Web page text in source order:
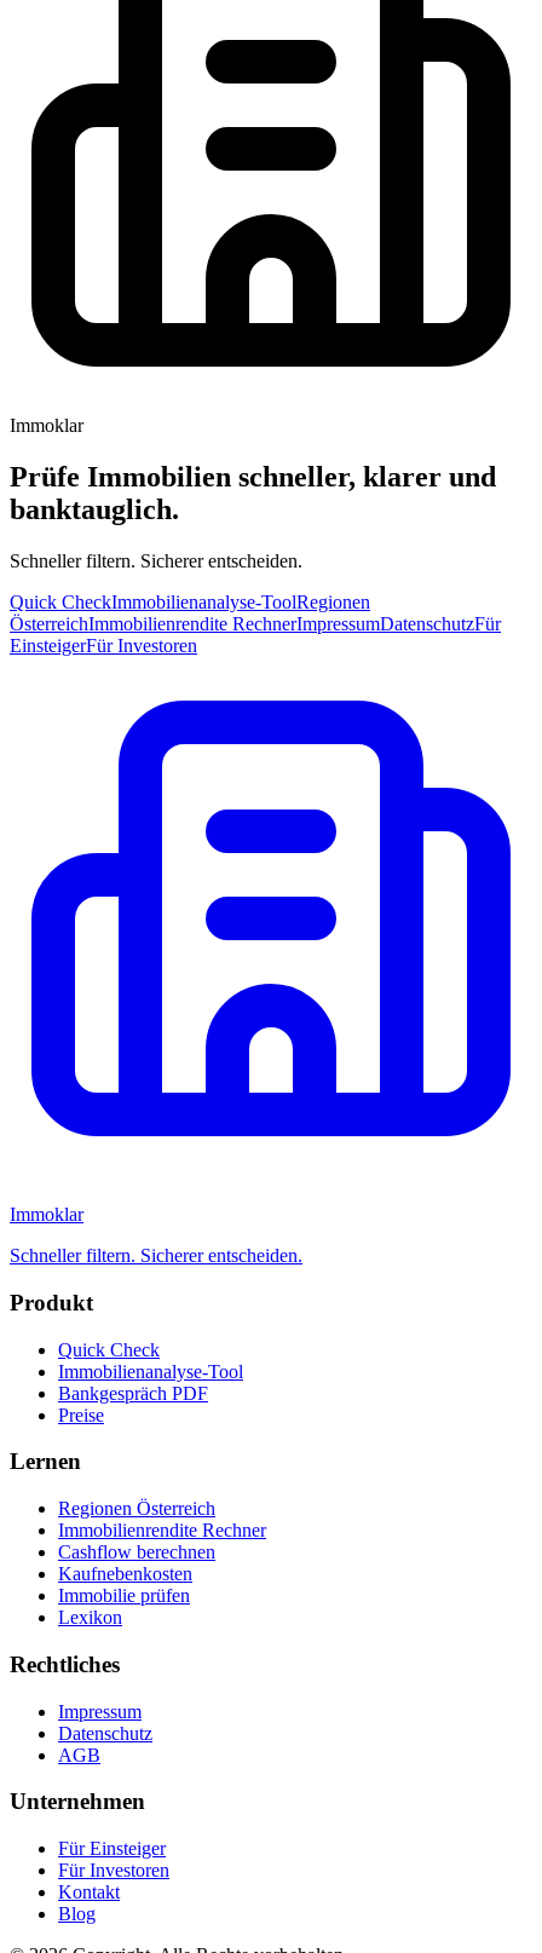
Immoklar
Prüfe Immobilien schneller, klarer und
banktauglich.
Schneller filtern. Sicherer entscheiden.
Quick CheckImmobilienanalyse-ToolRegionen
ÖsterreichImmobilienrendite RechnerImpressumDatenschutzFür
EinsteigerFür Investoren
Immoklar
Schneller filtern. Sicherer entscheiden.
Produkt
Quick Check
Immobilienanalyse-Tool
Bankgespräch PDF
Preise
Lernen
Regionen Österreich
Immobilienrendite Rechner
Cashflow berechnen
Kaufnebenkosten
Immobilie prüfen
Lexikon
Rechtliches
Impressum
Datenschutz
AGB
Unternehmen
Für Einsteiger
Für Investoren
Kontakt
Blog